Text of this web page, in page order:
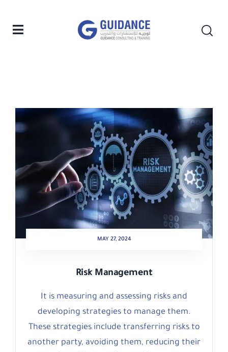
MAY 27, 2024
Risk Management
It is measuring and assessing risks and
developing strategies to manage them.
These strategies include transferring risks to
another party, avoiding them, reducing their